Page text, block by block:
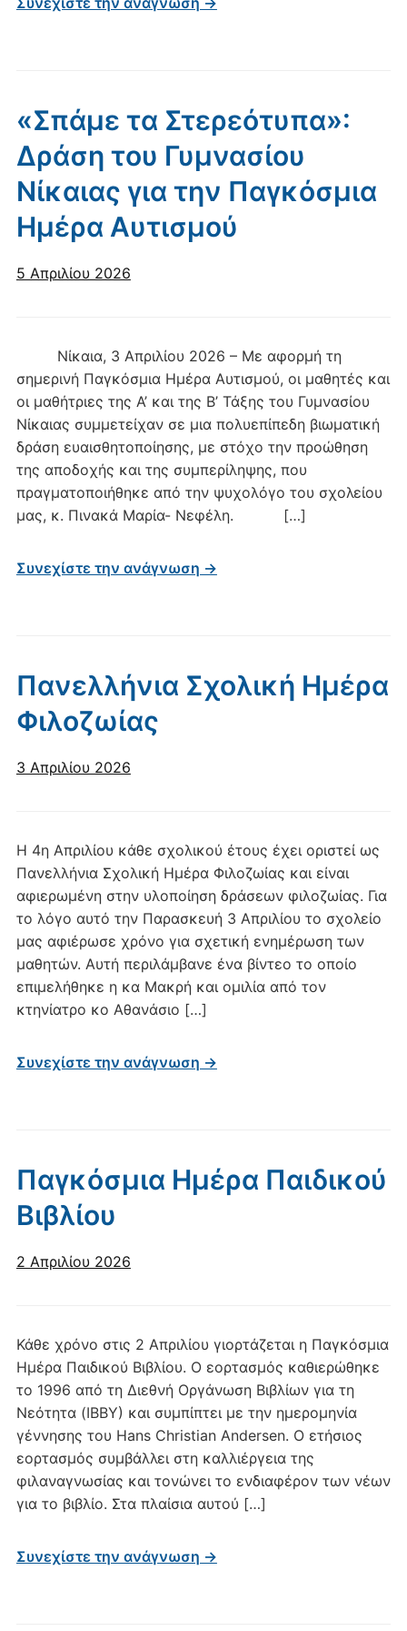
«Σπάμε τα Στερεότυπα»:
Δράση του Γυμνασίου
Νίκαιας για την Παγκόσμια
Ημέρα Αυτισμού
5 Απριλίου 2026
Νίκαια, 3 Απριλίου 2026 – Με αφορμή τη
σημερινή Παγκόσμια Ημέρα Αυτισμού, οι μαθητές και
οι μαθήτριες της Α’ και της Β’ Τάξης του Γυμνασίου
Νίκαιας συμμετείχαν σε μια πολυεπίπεδη βιωματική
δράση ευαισθητοποίησης, με στόχο την προώθηση
της αποδοχής και της συμπερίληψης, που
πραγματοποιήθηκε από την ψυχολόγο του σχολείου
μας, κ. Πινακά Μαρία- Νεφέλη. […]
Συνεχίστε την ανάγνωση →
Πανελλήνια Σχολική Ημέρα
Φιλοζωίας
3 Απριλίου 2026
Η 4η Απριλίου κάθε σχολικού έτους έχει οριστεί ως
Πανελλήνια Σχολική Ημέρα Φιλοζωίας και είναι
αφιερωμένη στην υλοποίηση δράσεων φιλοζωίας. Για
το λόγο αυτό την Παρασκευή 3 Απριλίου το σχολείο
μας αφιέρωσε χρόνο για σχετική ενημέρωση των
μαθητών. Αυτή περιλάμβανε ένα βίντεο το οποίο
επιμελήθηκε η κα Μακρή και ομιλία από τον
κτηνίατρο κο Αθανάσιο […]
Συνεχίστε την ανάγνωση →
Παγκόσμια Ημέρα Παιδικού
Βιβλίου
2 Απριλίου 2026
Κάθε χρόνο στις 2 Απριλίου γιορτάζεται η Παγκόσμια
Ημέρα Παιδικού Βιβλίου. Ο εορτασμός καθιερώθηκε
το 1996 από τη Διεθνή Οργάνωση Βιβλίων για τη
Νεότητα (ΙΒΒΥ) και συμπίπτει με την ημερομηνία
γέννησης του Hans Christian Andersen. Ο ετήσιος
εορτασμός συμβάλλει στη καλλιέργεια της
φιλαναγνωσίας και τονώνει το ενδιαφέρον των νέων
για το βιβλίο. Στα πλαίσια αυτού […]
Συνεχίστε την ανάγνωση →